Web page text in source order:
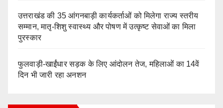
उत्तराखंड की 35 आंगनबाड़ी कार्यकर्ताओं को मिलेगा राज्य स्तरीय
सम्मान, मातृ-शिशु स्वास्थ्य और पोषण में उत्कृष्ट सेवाओं का मिला
पुरस्कार
फुलवाड़ी-खाईंधार सड़क के लिए आंदोलन तेज, महिलाओं का 14वें
दिन भी जारी रहा अनशन